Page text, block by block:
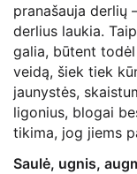
pranašauja derlių
derlius laukia.
galia, būtent
veidą, šiek tiek
jaunystės,
ligonius, blogai
tikima, jog jiems
Saulė, ugnis,